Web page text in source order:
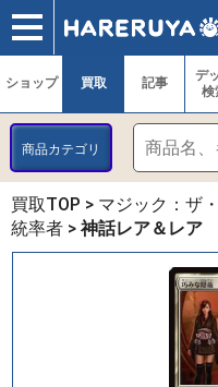
ショップ
買取
記事
デッキ検索
デッキ構築
選手一覧
店舗一覧
イベント
ヘルプ
お問い合わせ
ショップ 買取 記事
デ
検
商品カテゴリ
買取TOP > マジック：ザ
統率者 > 神話レア＆レア